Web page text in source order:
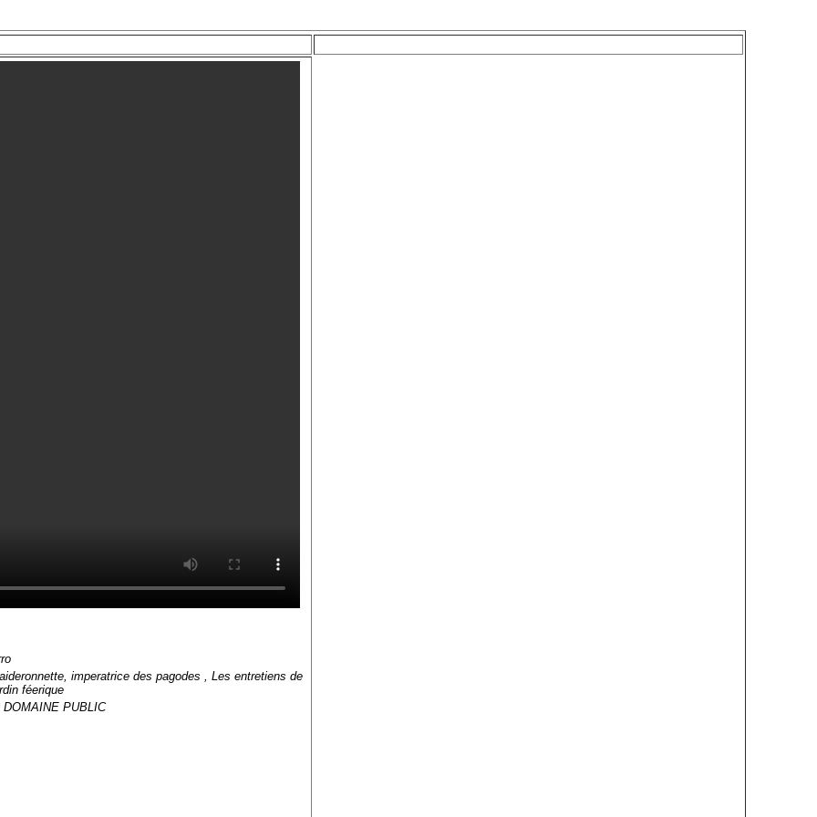
imperatrice des pagodes , Les entretiens de
féerique
PUBLIC